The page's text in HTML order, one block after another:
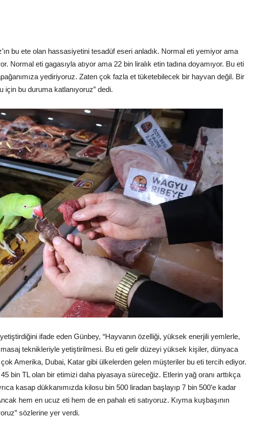
bu ete olan hassasiyetini tesadüf eseri anladık. Normal eti yemiyor ama
Normal eti gagasıyla atıyor ama 22 bin liralık etin tadına doyamıyor. Bu eti
yediriyoruz. Zaten çok fazla et tüketebilecek bir hayvan değil. Bir
bu duruma katlanıyoruz” dedi.
yetiştirdiğini ifade eden Günbey, “Hayvanın özelliği, yüksek enerjili yemlerle,
teknikleriyle yetiştirilmesi. Bu eti gelir düzeyi yüksek kişiler, dünyaca
çok Amerika, Dubai, Katar gibi ülkelerden gelen müşteriler bu eti tercih ediyor.
bin TL olan bir etimizi daha piyasaya süreceğiz. Etlerin yağ oranı arttıkça
kasap dükkanımızda kilosu bin 500 liradan başlayıp 7 bin 500’e kadar
hem en ucuz eti hem de en pahalı eti satıyoruz. Kıyma kuşbaşının
sözlerine yer verdi.